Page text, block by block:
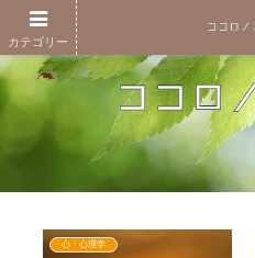
心・心理学
カテゴリー